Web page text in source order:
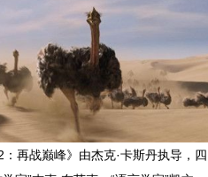
再战巅峰》由杰克·卡斯丹执导，四